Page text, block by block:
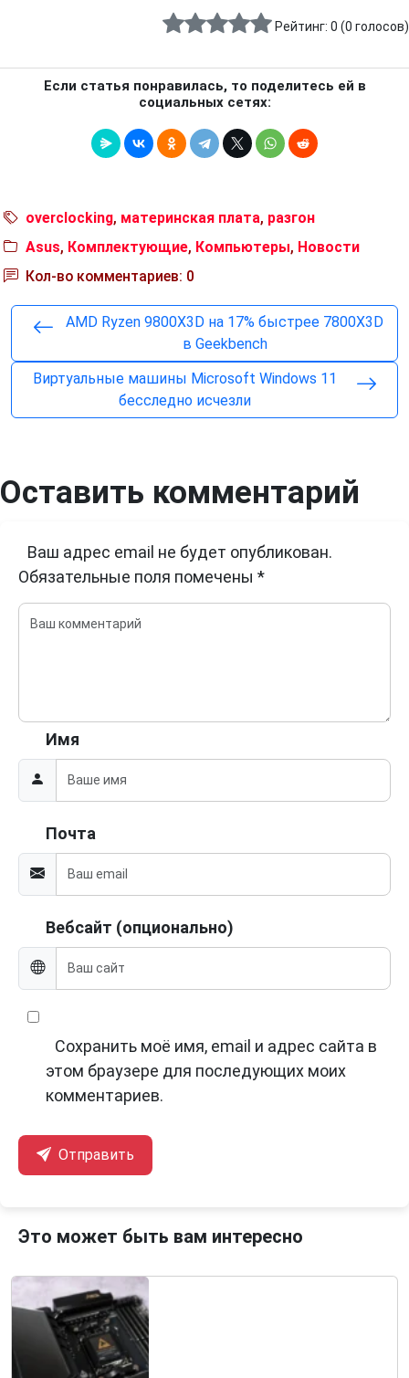
Рейтинг: 0 (0 голосов)
Если статья понравилась, то поделитесь ей в
социальных сетях:
overclocking, материнская плата, разгон
Asus, Комплектующие, Компьютеры, Новости
Кол-во комментариев: 0
AMD Ryzen 9800X3D на 17% быстрее 7800X3D
в Geekbench
Виртуальные машины Microsoft Windows 11
бесследно исчезли
Оставить комментарий
Ваш адрес email не будет опубликован.
Обязательные поля помечены *
Имя
Почта
Вебсайт (опционально)
Сохранить моё имя, email и адрес сайта в
этом браузере для последующих моих
комментариев.
Отправить
Это может быть вам интересно